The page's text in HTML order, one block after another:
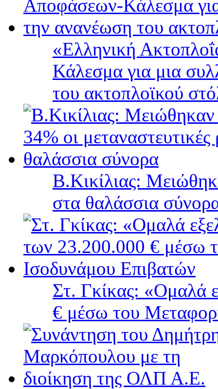
«Ελληνική
Κάλεσμα για μια
του ακτοπλοϊκού
B.Κικίλιας:
στα θαλάσσια
Στ. Γκίκας: «Ομαλά
€ μέσω του